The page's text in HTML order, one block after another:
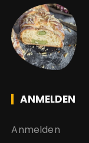
ANMELDEN
Anmelden